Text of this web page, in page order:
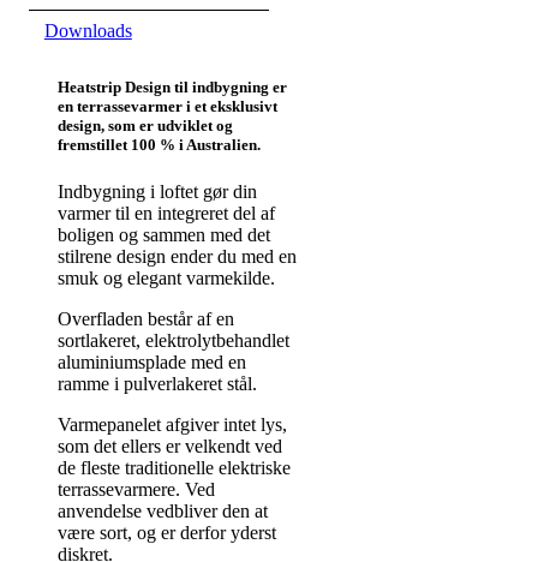
Downloads
Heatstrip Design til indbygning er
en terrassevarmer i et eksklusivt
design, som er udviklet og
fremstillet 100 % i Australien.
Indbygning i loftet gør din
varmer til en integreret del af
boligen og sammen med det
stilrene design ender du med en
smuk og elegant varmekilde.
Overfladen består af en
sortlakeret, elektrolytbehandlet
aluminiumsplade med en
ramme i pulverlakeret stål.
Varmepanelet afgiver intet lys,
som det ellers er velkendt ved
de fleste traditionelle elektriske
terrassevarmere. Ved
anvendelse vedbliver den at
være sort, og er derfor yderst
diskret.